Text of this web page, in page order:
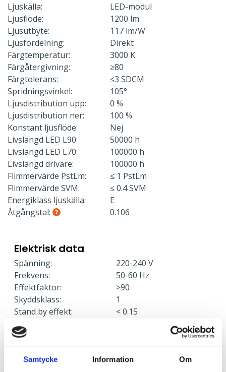
Samtycke Information Om
Ljuskälla:
LED-modul
Ljusflöde:
1200 lm
Ljusutbyte:
117 lm/W
Ljusfördelning:
Direkt
Färgtemperatur:
3000 K
Färgåtergivning:
≥80
Färgtolerans:
≤3 SDCM
Spridningsvinkel:
105°
Ljusdistribution upp:
0 %
Ljusdistribution ner:
100 %
Konstant ljusflöde:
Nej
Livslängd LED L90:
50000 h
Livslängd LED L70:
100000 h
Livslängd drivare:
100000 h
Flimmervärde PstLm:
≤ 1 PstLm
Flimmervärde SVM:
≤ 0.4 SVM
Energiklass ljuskälla:
E
Åtgångstal:
0.106
Elektrisk data
Spänning:
220-240 V
Frekvens:
50-60 Hz
Effektfaktor:
>90
Skyddsklass:
1
Stand by effekt:
< 0.15
Effekt:
Armaturer/C10A säkring:
Armaturer/C16A säkring:
50
Armaturer/B10A säkring:
18